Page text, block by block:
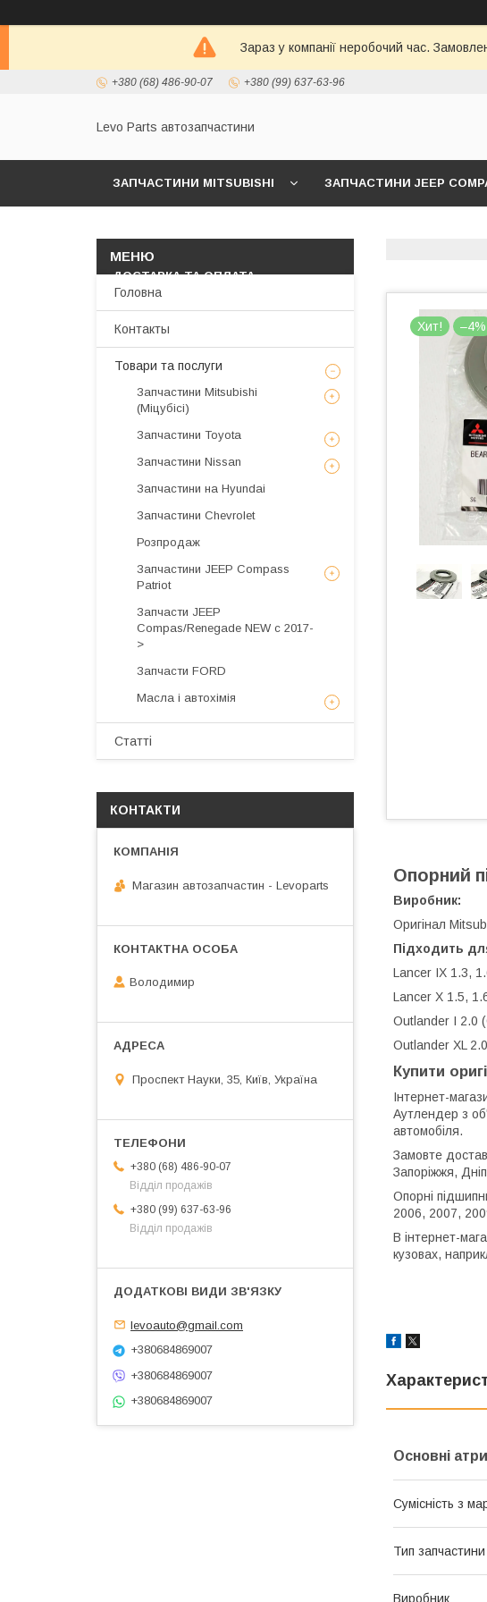
Зараз у компанії неробочий час.
+380 (68) 486-90-07 +380 (99) 637-63-96
Levo Parts автозапчастини
ЗАПЧАСТИНИ MITSUBISHI ЗАПЧАСТИНИ JEEP
ДОСТАВКА ТА ОПЛАТА
Хит! –4%
Опорний
Виробник:
Оригінал
Підходить
Lancer IX 1.3,
Lancer X 1.5,
Outlander I 2.0
Outlander XL
Купити
Інтернет-
Аутлендер з
автомобіля.
Замовте
Запоріжжя,
Опорні
2006, 2007,
В інтернет-
кузовах,
Основні
Сумісність з
Тип запчастини
Виробник
Головна
Контакты
Товари та послуги
Запчастини Mitsubishi
(Міцубісі)
Запчастини Toyota
Запчастини Nissan
Запчастини на Hyundai
Запчастини Chevrolet
Розпродаж
Запчастини JEEP Compass
Patriot
Запчасти JEEP
Compas/Renegade NEW с 2017-
>
Запчасти FORD
Масла і автохімія
Статті
КОНТАКТИ
Магазин автозапчастин - Levoparts
Володимир
Проспект Науки, 35, Київ, Україна
+380 (68) 486-90-07
Відділ продажів
+380 (99) 637-63-96
Відділ продажів
levoauto@gmail.com
+380684869007
+380684869007
+380684869007